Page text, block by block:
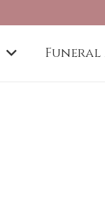
Funeral